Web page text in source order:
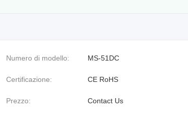
Numero di modello: MS-51DC
Certificazione: CE RoHS
Prezzo: Contact Us